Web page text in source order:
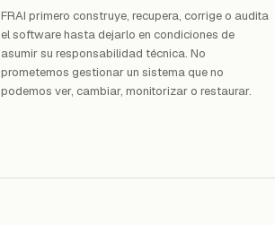
FRAI primero construye, recupera, corrige o audita
el software hasta dejarlo en condiciones de
asumir su responsabilidad técnica. No
prometemos gestionar un sistema que no
podemos ver, cambiar, monitorizar o restaurar.